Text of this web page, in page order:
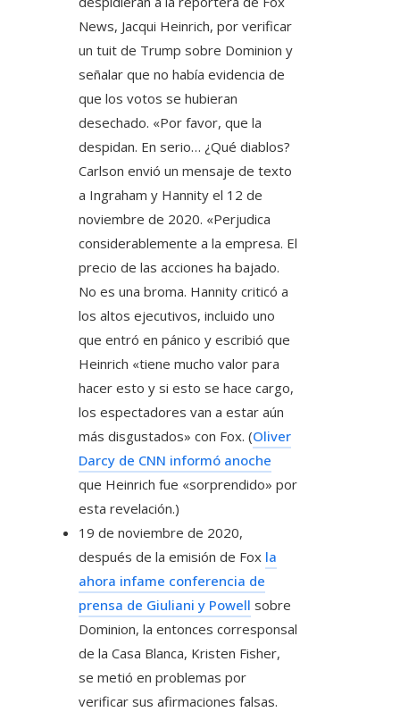
News, Jacqui Heinrich, por verificar
un tuit de Trump sobre Dominion y
señalar que no había evidencia de
que los votos se hubieran
desechado. «Por favor, que la
despidan. En serio… ¿Qué diablos?
Carlson envió un mensaje de texto
a Ingraham y Hannity el 12 de
noviembre de 2020. «Perjudica
considerablemente a la empresa. El
precio de las acciones ha bajado.
No es una broma. Hannity criticó a
los altos ejecutivos, incluido uno
que entró en pánico y escribió que
Heinrich «tiene mucho valor para
hacer esto y si esto se hace cargo,
los espectadores van a estar aún
más disgustados» con Fox. (Oliver
Darcy de CNN informó anoche
que Heinrich fue «sorprendido» por
esta revelación.)
19 de noviembre de 2020,
después de la emisión de Fox la
ahora infame conferencia de
prensa de Giuliani y Powell sobre
Dominion, la entonces corresponsal
de la Casa Blanca, Kristen Fisher,
se metió en problemas por
verificar sus afirmaciones falsas.